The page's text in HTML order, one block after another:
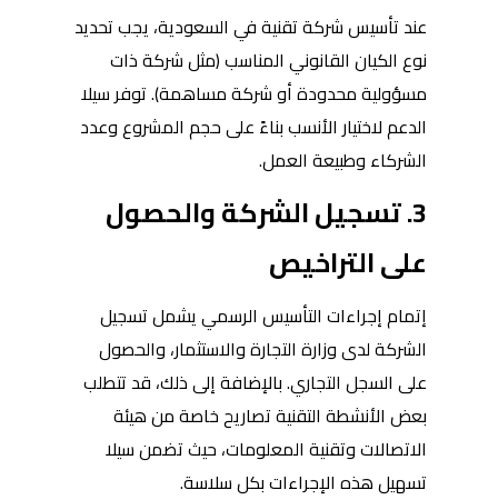
عند تأسيس شركة تقنية في السعودية، يجب تحديد
نوع الكيان القانوني المناسب (مثل شركة ذات
مسؤولية محدودة أو شركة مساهمة). توفر سيلا
الدعم لاختيار الأنسب بناءً على حجم المشروع وعدد
الشركاء وطبيعة العمل.
3. تسجيل الشركة والحصول
على التراخيص
إتمام إجراءات التأسيس الرسمي يشمل تسجيل
الشركة لدى وزارة التجارة والاستثمار، والحصول
على السجل التجاري. بالإضافة إلى ذلك، قد تتطلب
بعض الأنشطة التقنية تصاريح خاصة من هيئة
الاتصالات وتقنية المعلومات، حيث تضمن سيلا
تسهيل هذه الإجراءات بكل سلاسة.